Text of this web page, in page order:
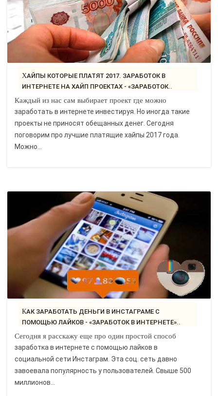
ХАЙПЫ КОТОРЫЕ ПЛАТЯТ 2017. ЗАРАБОТОК В
ИНТЕРНЕТЕ НА ХАЙП ПРОЕКТАХ - «ЗАРАБОТОК..
Каждый из нас сам выбирает проект где можно
заработать в интернете инвестируя. Но иногда такие
проекты не приносят обещанных денег. Сегодня
поговорим про лучшие платящие хайпы 2017 года.
Можно...
КАК ЗАРАБОТАТЬ ДЕНЬГИ В ИНСТАГРАМЕ С
ПОМОЩЬЮ ЛАЙКОВ - «ЗАРАБОТОК В ИНТЕРНЕТЕ»..
Сегодня я расскажу еще про один простой способ
заработка в интернете с помощью лайков в
социальной сети Инстаграм. Эта соц. сеть давно
завоевала популярность у пользователей. Свыше 500
миллионов...